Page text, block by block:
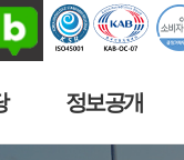
정보공개